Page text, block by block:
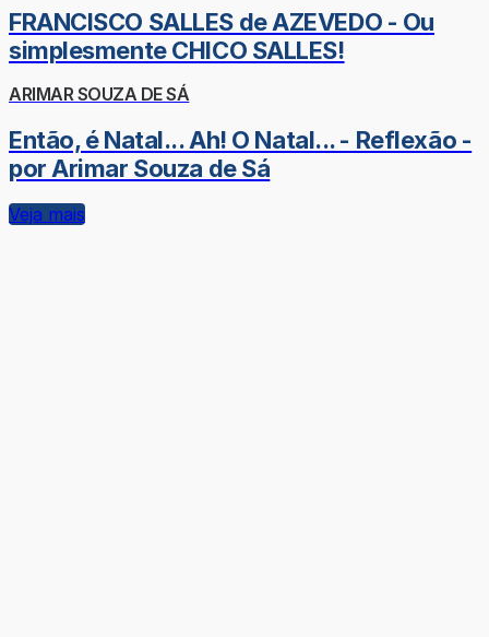
FRANCISCO SALLES de AZEVEDO - Ou
simplesmente CHICO SALLES!
ARIMAR SOUZA DE SÁ
Então, é Natal... Ah! O Natal... - Reflexão -
por Arimar Souza de Sá
Veja mais